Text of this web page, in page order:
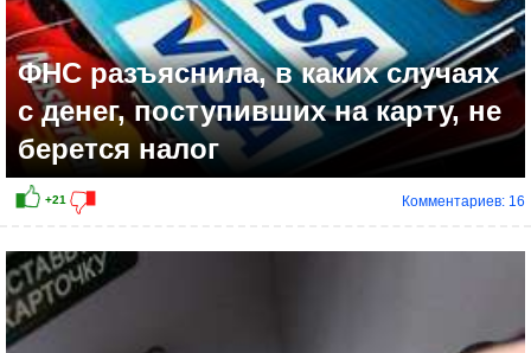
-6
ФНС разъяснила, в каких случаях
с денег, поступивших на карту, не
берется налог
Комментариев: 16